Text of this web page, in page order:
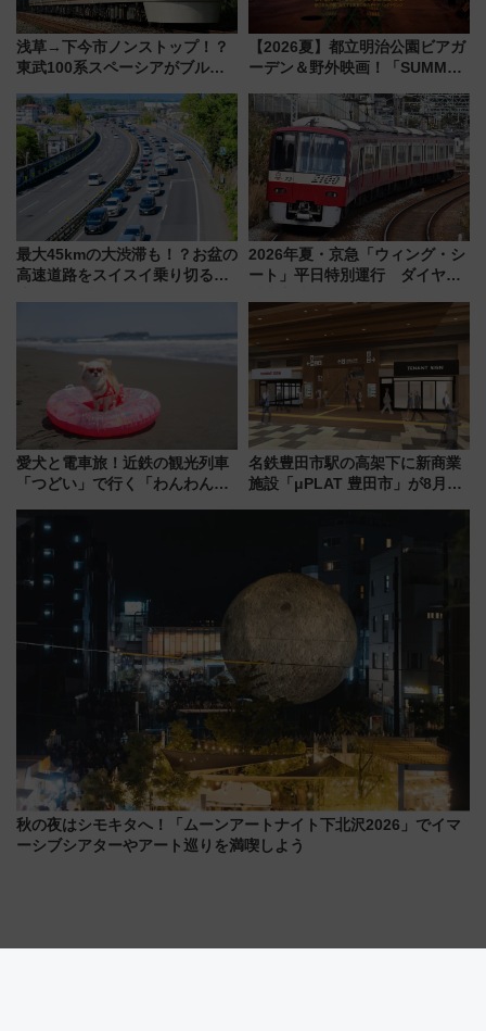
浅草→下今市ノンストップ！？
東武100系スペーシアがブルー
ー当時の停車駅」を再現 運転
時刻や特急券の買い方を紹介
【2026夏】都立明治公園ビアガ
ーデン＆野外映画！「SUMMER
ケジュール 夜風とビール、映画
を満喫！
最大45kmの大渋滞も！？お盆の
高速道路をスイスイ乗り切る快
2026年夏・京急「ウィング・シ
ート」平日特別運行 ダイヤ・
三浦海岸を堪能できるお出かけ
プランもご紹介
愛犬と電車旅！近鉄の観光列車
「つどい」で行く「わんわん列
める日帰りツアー
名鉄豊田市駅の高架下に新商業
施設「μPLAT 豊田市」が8月26
秋の夜はシモキタへ！「ムーンアートナイト下北沢2026」でイマ
ーシブシアターやアート巡りを満喫しよう